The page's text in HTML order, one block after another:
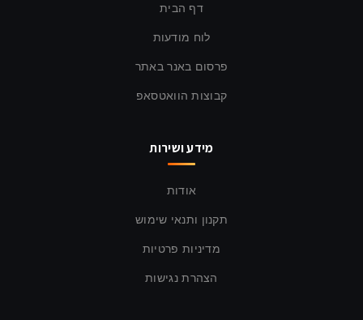
דף הבית
לוח מודעות
פרסום באנר באתר
קבוצות הוואטסאפ
מידע ושירות
אודות
תקנון ותנאי שימוש
מדיניות פרטיות
הצהרת נגישות